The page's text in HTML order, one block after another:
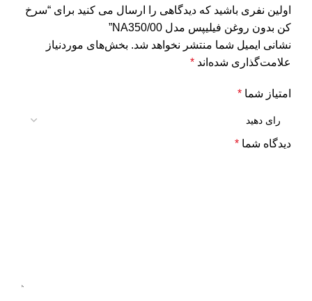
اولین نفری باشید که دیدگاهی را ارسال می کنید برای “سرخ
کن بدون روغن فیلیپس مدل NA350/00”
نشانی ایمیل شما منتشر نخواهد شد. بخش‌های موردنیاز
علامت‌گذاری شده‌اند *
امتیاز شما *
دیدگاه شما *